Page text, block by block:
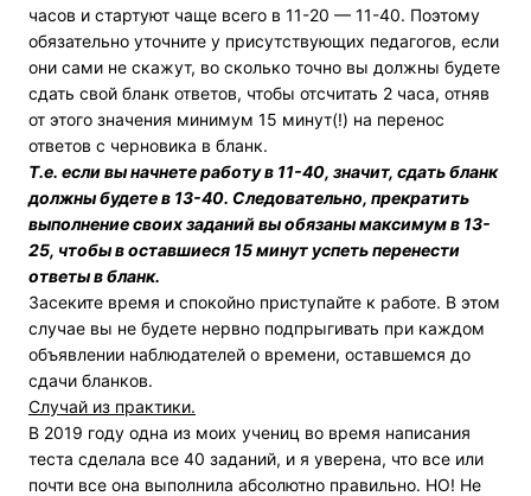
часов и стартуют чаще всего в 11-20 — 11-40. Поэтому
обязательно уточните у присутствующих педагогов, если
они сами не скажут, во сколько точно вы должны будете
сдать свой бланк ответов, чтобы отсчитать 2 часа, отняв
от этого значения минимум 15 минут(!) на перенос
ответов с черновика в бланк.
Т.е. если вы начнете работу в 11-40, значит, сдать бланк
должны будете в 13-40. Следовательно, прекратить
выполнение своих заданий вы обязаны максимум в 13-
25, чтобы в оставшиеся 15 минут успеть перенести
ответы в бланк.
Засеките время и спокойно приступайте к работе. В этом
случае вы не будете нервно подпрыгивать при каждом
объявлении наблюдателей о времени, оставшемся до
сдачи бланков.
Случай из практики.
В 2019 году одна из моих учениц во время написания
теста сделала все 40 заданий, и я уверена, что все или
почти все она выполнила абсолютно правильно. НО! Не